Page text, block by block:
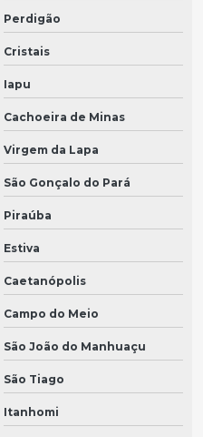
Perdigão
Cristais
Iapu
Cachoeira de Minas
Virgem da Lapa
São Gonçalo do Pará
Piraúba
Estiva
Caetanópolis
Campo do Meio
São João do Manhuaçu
São Tiago
Itanhomi